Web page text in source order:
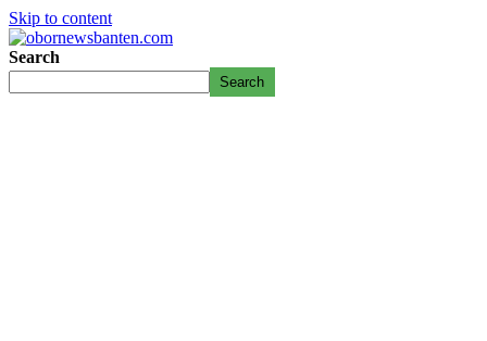
Skip to content
Search
Search